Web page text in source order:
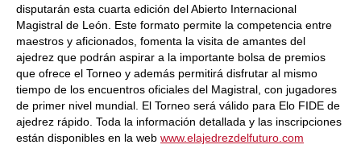
disputarán esta cuarta edición del Abierto Internacional
Magistral de León. Este formato permite la competencia entre
maestros y aficionados, fomenta la visita de amantes del
ajedrez que podrán aspirar a la importante bolsa de premios
que ofrece el Torneo y además permitirá disfrutar al mismo
tiempo de los encuentros oficiales del Magistral, con jugadores
de primer nivel mundial. El Torneo será válido para Elo FIDE de
ajedrez rápido. Toda la información detallada y las inscripciones
están disponibles en la web www.elajedrezdelfuturo.com